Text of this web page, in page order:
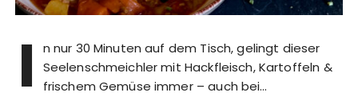
I
n nur 30 Minuten auf dem Tisch, gelingt dieser
Seelenschmeichler mit Hackfleisch, Kartoffeln &
frischem Gemüse immer – auch bei…